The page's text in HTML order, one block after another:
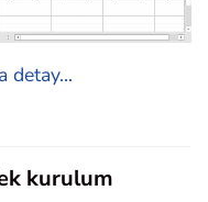
detay...
kurulum